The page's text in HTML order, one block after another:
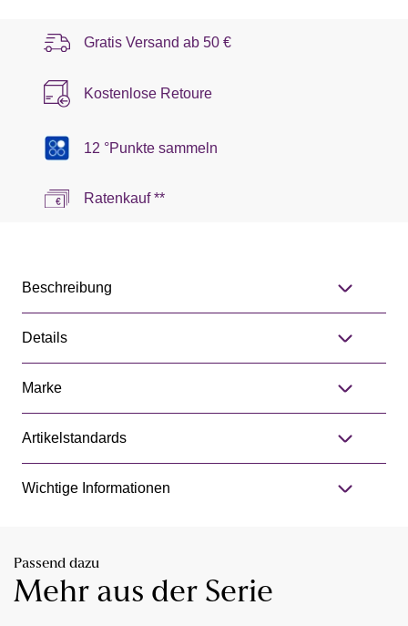
Gratis Versand ab 50 €
Kostenlose Retoure
12 °Punkte sammeln
Ratenkauf **
Beschreibung
Details
Marke
Artikelstandards
Wichtige Informationen
Passend dazu
Mehr aus der Serie